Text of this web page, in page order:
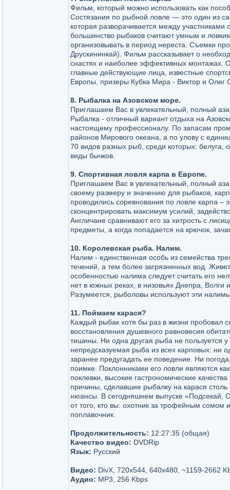
Фильм, который можно использовать как
Состязания по рыбной ловле — это один из
которая разворачивается между
большинство рыбаков считают умным и
организовывать в период нереста. Съемки
Друскининкай). Фильм рассказывает о
снастях и наиболее эффективных монтажах.
главные действующие лица, известные
Европы, призеры Кубка Мира - Виктор и Олег
8. Рыбалка на Азовском море.
Приглашаем Вас в увлекательный, полный
Рыбалка - отличный вариант отдыха на
настоящему профессионалу. По запасам
районов Мирового океана, а по улову с
70 видов разных рыб, среди которых: белуга,
виды бычков.
9. Спортивная ловля карпа в Европе.
Приглашаем Вас в увлекательный, полный
своему размеру и значению для рыбаков,
проводились соревнования по ловле карпа
сконцентрировать максимум усилий,
Англичане сравнивают его за хитрость с
предметы, а когда попадается на крючок,
10. Королевская рыба. Налим.
Налим - единственная особь из семейства
течений, а тем более загрязненных вод.
особенностью налима следует считать его
нет в южных реках, в низовьях Днепра,
Разумеется, рыболовы используют эти
11. Поймаем карася?
Каждый рыбак хотя бы раз в жизни пробовал
восстановления душевного равновесия
тишины. Ни одна другая рыба не пользуется
непредсказуемая рыба из всех карповых: ни
заранее предугадать ее поведение. Ни
поимке. Поклонниками его ловли являются
поклевки, высокие гастрономические
причины, сделавшие рыбалку на карася
нюансы. В сегодняшнем выпуске «Подсекай,
от того, кто вы: охотник за трофейным сомом
поплавочник.
Продолжительность: 12:27:35 (общая)
Качество видео: DVDRip
Язык: Русский
Видео: DivX, 720х544, 640х480, ~1159-2662
Аудио: MP3, 256 Kbps